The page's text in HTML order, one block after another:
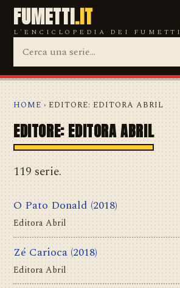
FUMETTI.IT
L'ENCICLOPEDIA DEI FUMETTI
HOME › EDITORE: EDITORA ABRIL
EDITORE: EDITORA ABRIL
119 serie.
O Pato Donald (2018)
Editora Abril
Zé Carioca (2018)
Editora Abril